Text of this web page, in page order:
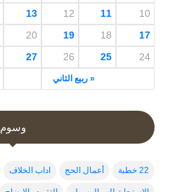
« ربيع الثاني
10
11
12
13
17
18
19
20
24
25
26
27
وسوم
22 خطبة أعمال الحج اداب الخلاف